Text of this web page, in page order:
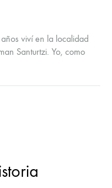
viví en la localidad
Santurtzi. Yo, como
obligación de…